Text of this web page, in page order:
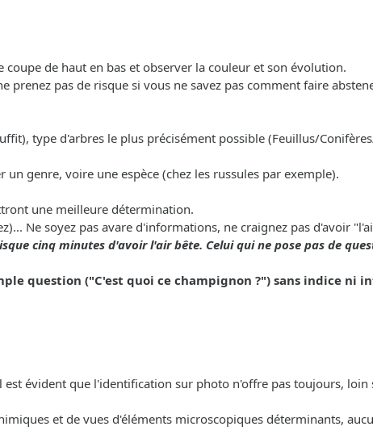
coupe de haut en bas et observer la couleur et son évolution.
prenez pas de risque si vous ne savez pas comment faire
type d'arbres le plus précisément possible (Feuillus/
genre, voire une espèce (chez les russules par exemple).
une meilleure détermination.
Ne soyez pas avare d'informations, ne craignez pas d'avoir
cinq minutes d'avoir l'air bête. Celui qui ne pose pas de
question ("C'est quoi ce champignon ?") sans indice ni
évident que l'identification sur photo n'offre pas toujours, loin
et de vues d'éléments microscopiques déterminants,